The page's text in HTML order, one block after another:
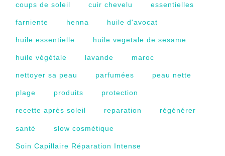
coups de soleil cuir chevelu essentielles
farniente henna huile d'avocat
huile essentielle huile vegetale de sesame
huile végétale lavande maroc
nettoyer sa peau parfumées peau nette
plage produits protection
recette après soleil reparation régénérer
santé slow cosmétique
Soin Capillaire Réparation Intense